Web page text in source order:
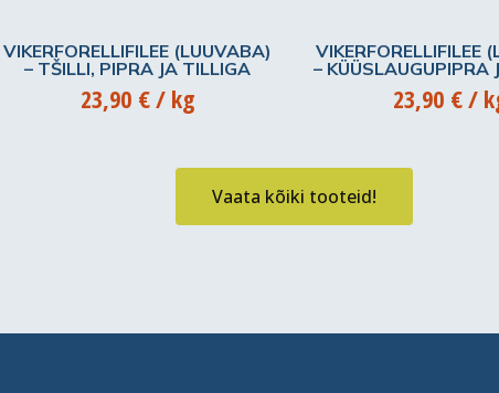
VIKERFORELLIFILEE (LUUVABA)
– TŠILLI, PIPRA JA TILLIGA
23,90 €/ kg
VIKERFORELLIFILEE
– KÜÜSLAUGUPIPRA
23,90 €/
Vaata kõiki tooteid!